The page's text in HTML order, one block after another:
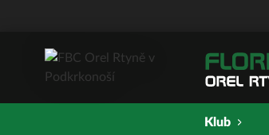
Klub